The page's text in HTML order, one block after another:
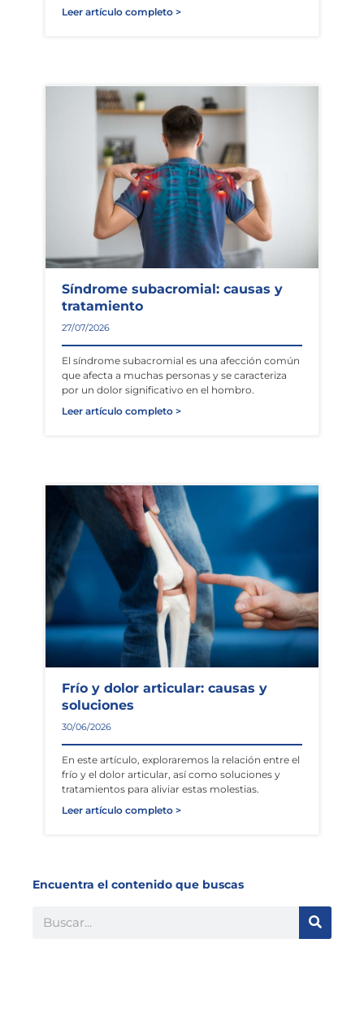
Leer artículo completo >
Síndrome subacromial: causas y
tratamiento
27/07/2026
El síndrome subacromial es una afección común
que afecta a muchas personas y se caracteriza
por un dolor significativo en el hombro.
Leer artículo completo >
Frío y dolor articular: causas y
soluciones
30/06/2026
En este artículo, exploraremos la relación entre el
frío y el dolor articular, así como soluciones y
tratamientos para aliviar estas molestias.
Leer artículo completo >
Encuentra el contenido que buscas